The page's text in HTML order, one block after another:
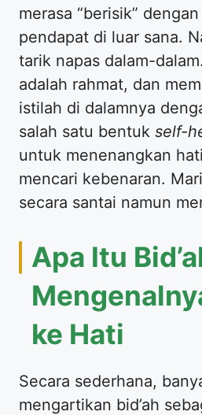
merasa “berisik”
pendapat di luar sana.
tarik napas dalam-
adalah rahmat, dan
istilah di dalamnya
salah satu bentuk self-
untuk menenangkan
mencari kebenaran.
secara santai namun
Apa Itu
ke Hati
Secara sederhana,
mengartikan bid’ah